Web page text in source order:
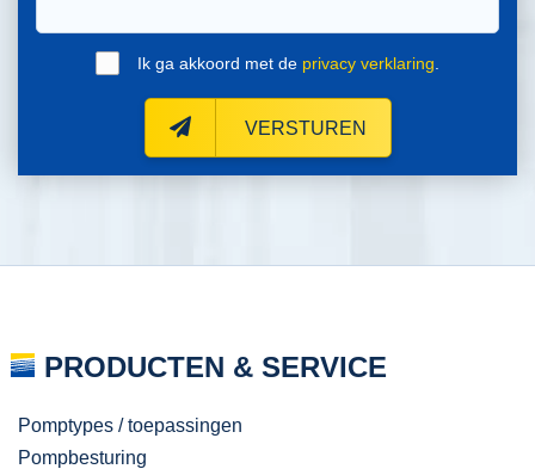
Ik ga akkoord met de privacy verklaring
VERSTUREN
PRODUCTEN & SERVICE
Pomptypes / toepassingen
Pompbesturing